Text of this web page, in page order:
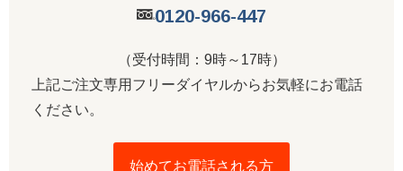
0120-966-447
（受付時間：9時～17時）
上記ご注文専用フリーダイヤルからお気軽にお電話
ください。
始めてお電話される方